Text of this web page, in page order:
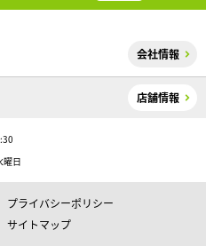
会社情報
店舗情報
日
プライバシーポリシー
サイトマップ